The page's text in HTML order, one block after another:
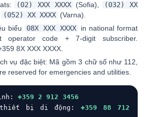
(02) XXX XXXX (Sofia),
(032) XX
(052) XX XXXX (Varna).
biểu 08X XXX XXXX
in national format
code + 7-digit subscriber.
8X XXX XXXX
vụ đặc biệt: Mã gồm 3 chữ số như 112,
reserved for emergencies and utilities.
+359 2 912 3456
bị di động: +359 88 712